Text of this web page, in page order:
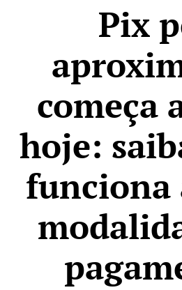
Pix
começa
hoje:
funciona